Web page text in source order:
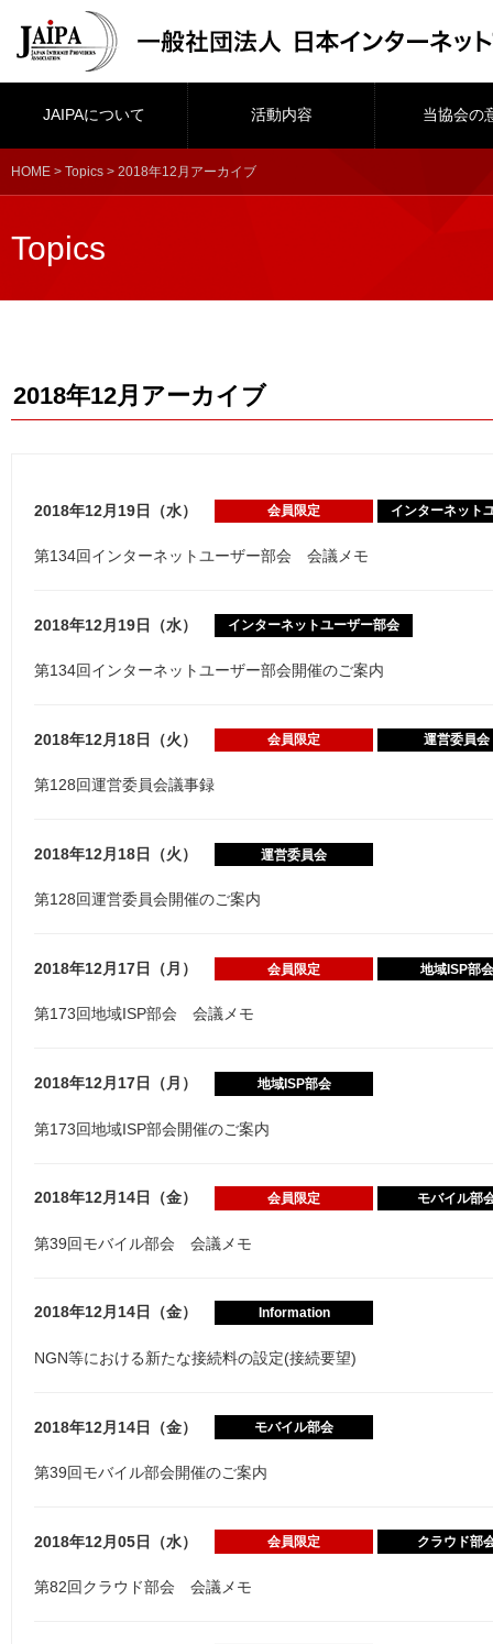
JAIPAについて 活動内容 当協会の
HOME > Topics > 2018年12月アーカイブ
Topics
2018年12月アーカイブ
2018年12月19日（水） 会員限定 インターネット
第134回インターネットユーザー部会 会議メモ
2018年12月19日（水） インターネットユーザー部会
第134回インターネットユーザー部会開催のご案内
2018年12月18日（火） 会員限定 運営委員会
第128回運営委員会議事録
2018年12月18日（火） 運営委員会
第128回運営委員会開催のご案内
2018年12月17日（月） 会員限定 地域ISP部会
第173回地域ISP部会 会議メモ
2018年12月17日（月） 地域ISP部会
第173回地域ISP部会開催のご案内
2018年12月14日（金） 会員限定 モバイル部
第39回モバイル部会 会議メモ
2018年12月14日（金） Information
NGN等における新たな接続料の設定(接続要望)
2018年12月14日（金） モバイル部会
第39回モバイル部会開催のご案内
2018年12月05日（水） 会員限定 クラウド部
第82回クラウド部会 会議メモ